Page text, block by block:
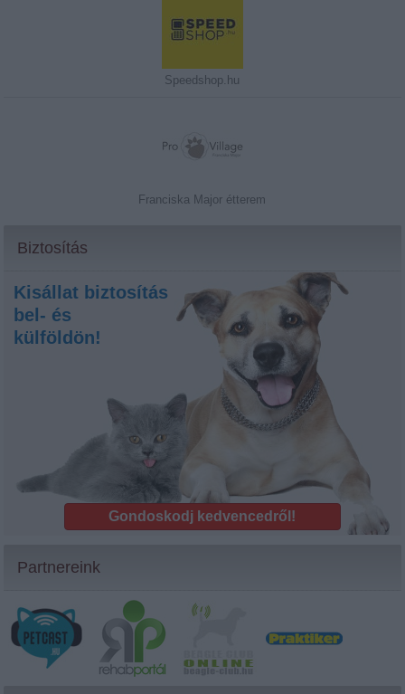
Speedshop.hu
Franciska Major étterem
Biztosítás
Kisállat biztosítás
bel- és
külföldön!
Gondoskodj kedvencedről!
Partnereink